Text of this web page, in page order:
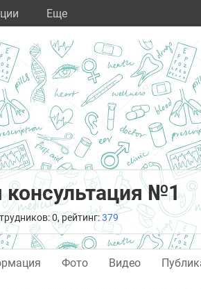
Eще
№1
0, рейтинг:379
Фото Видео